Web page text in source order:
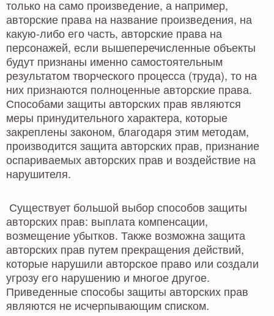
только на само произведение, а например,
авторские права на название произведения, на
какую-либо его часть, авторские права на
персонажей, если вышеперечисленные объекты
будут признаны именно самостоятельным
результатом творческого процесса (труда), то на
них признаются полноценные авторские права.
Способами защиты авторских прав являются
меры принудительного характера, которые
закреплены законом, благодаря этим методам,
производится защита авторских прав, признание
оспариваемых авторских прав и воздействие на
нарушителя.
Существует большой выбор способов защиты
авторских прав: выплата компенсации,
возмещение убытков. Также возможна защита
авторских прав путем прекращения действий,
которые нарушили авторское право или создали
угрозу его нарушению и многое другое.
Приведенные способы защиты авторских прав
являются не исчерпывающим списком.